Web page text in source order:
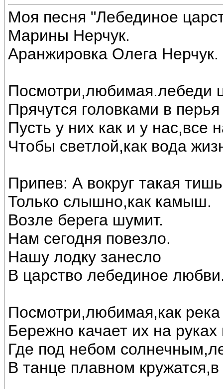
Моя песня "Лебединое
Марины Нерчук.
Аранжировка Олега
Посмотри,любимая.лебеди
Прячутся головками в
Пусть у них как и у нас,все
Чтобы светлой,как вода
Припев: А вокруг такая
Только слышно,как камыш.
Возле берега шумит.
Нам сегодня повезло.
Нашу лодку занесло
В царство лебединое
Посмотри,любимая,как река
Бережно качает их на
Где под небом
В танце плавном